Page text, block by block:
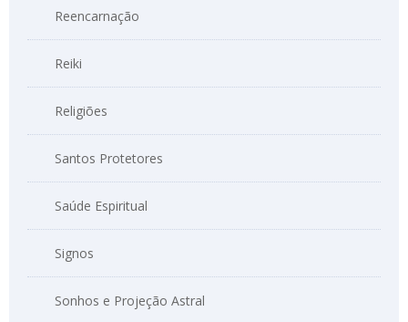
Reencarnação
Reiki
Religiões
Santos Protetores
Saúde Espiritual
Signos
Sonhos e Projeção Astral